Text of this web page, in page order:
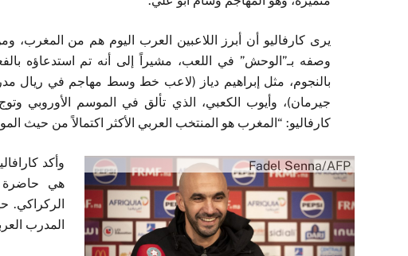
يرى كارفاليو أن أبرز اللاعبين العرب اليوم هم من المغرب،
وصفه بـ”الوحش” في اللعب، مشيراً إلى أنه تم استدعاؤه
بالنجوم، مثل إبراهيم دياز (لاعب خط وسط مهاجم في ريال
جيرمان)، وأيوب الكعبي، الذي تألق في الموسم الأوروبي
كارفاليو: “المغرب هو المنتخب العربي الأكثر اكتمالاً من حيث
Fadel Senna/AFP
وأكد
هي حاضرة
الركراكي.
المدرب